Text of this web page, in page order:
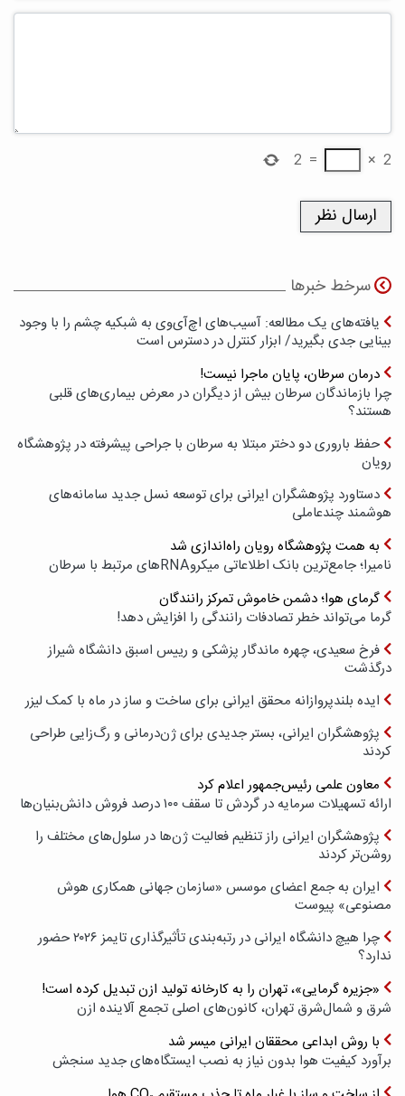
2
×
=
2
سرخط خبرها
یافته‌های یک مطالعه: آسیب‌های اچ‌آی‌وی به شبکیه چشم را با وجود
بینایی جدی بگیرید/ ابزار کنترل در دسترس است
درمان سرطان، پایان ماجرا نیست!
چرا بازماندگان سرطان بیش از دیگران در معرض بیماری‌های قلبی
هستند؟
حفظ باروری دو دختر مبتلا به سرطان با جراحی پیشرفته در پژوهشگاه
رویان
دستاورد پژوهشگران ایرانی برای توسعه نسل جدید سامانه‌های
هوشمند چندعاملی
به همت پژوهشگاه رویان راه‌اندازی شد
نامیرا؛ جامع‌ترین بانک اطلاعاتی میکروRNAهای مرتبط با سرطان
گرمای هوا؛ دشمن خاموش تمرکز رانندگان
گرما می‌تواند خطر تصادفات رانندگی را افزایش دهد!
فرخ سعیدی، چهره ماندگار پزشکی و رییس اسبق دانشگاه شیراز
درگذشت
ایده بلندپروازانه محقق ایرانی برای ساخت و ساز در ماه با کمک لیزر
پژوهشگران ایرانی، بستر جدیدی برای ژن‌درمانی و رگ‌زایی طراحی
کردند
معاون علمی رئیس‌جمهور اعلام کرد
ارائه تسهیلات سرمایه در گردش تا سقف ۱۰۰ درصد فروش دانش‌بنیان‌ها
پژوهشگران ایرانی راز تنظیم فعالیت ژن‌ها در سلول‌های مختلف را
روشن‌تر کردند
ایران به جمع اعضای موسس «سازمان جهانی همکاری هوش
مصنوعی» پیوست
چرا هیچ دانشگاه ایرانی در رتبه‌بندی تأثیرگذاری تایمز ۲۰۲۶ حضور
ندارد؟
«جزیره گرمایی»، تهران را به کارخانه تولید ازن تبدیل کرده است!
شرق و شمال‌شرق تهران، کانون‌های اصلی تجمع آلاینده ازن
با روش ابداعی محققان ایرانی میسر شد
برآورد کیفیت هوا بدون نیاز به نصب ایستگاه‌های جدید سنجش